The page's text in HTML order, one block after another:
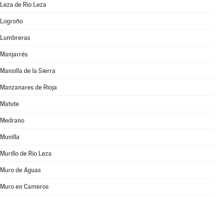
Leza de Río Leza
Logroño
Lumbreras
Manjarrés
Mansilla de la Sierra
Manzanares de Rioja
Matute
Medrano
Munilla
Murillo de Río Leza
Muro de Aguas
Muro en Cameros